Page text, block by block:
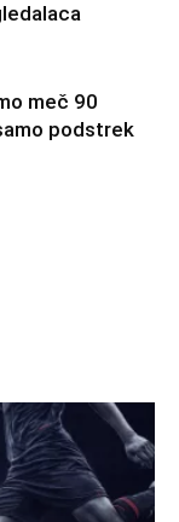
meč 90
podstrek